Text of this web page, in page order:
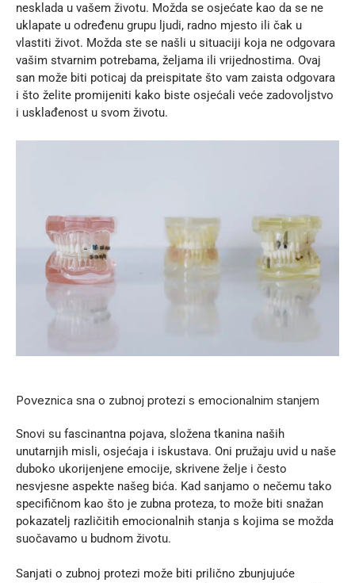
nesklada u vašem životu. Možda se osjećate kao da se ne
uklapate u određenu grupu ljudi, radno mjesto ili čak u
vlastiti život. Možda ste se našli u situaciji koja ne odgovara
vašim stvarnim potrebama, željama ili vrijednostima. Ovaj
san može biti poticaj da preispitate što vam zaista odgovara
i što želite promijeniti kako biste osjećali veće zadovoljstvo
i usklađenost u svom životu.
Poveznica sna o zubnoj protezi s emocionalnim stanjem
Snovi su fascinantna pojava, složena tkanina naših
unutarnjih misli, osjećaja i iskustava. Oni pružaju uvid u naše
duboko ukorijenjene emocije, skrivene želje i često
nesvjesne aspekte našeg bića. Kad sanjamo o nečemu tako
specifičnom kao što je zubna proteza, to može biti snažan
pokazatelj različitih emocionalnih stanja s kojima se možda
suočavamo u budnom životu.
Sanjati o zubnoj protezi može biti prilično zbunjujuće